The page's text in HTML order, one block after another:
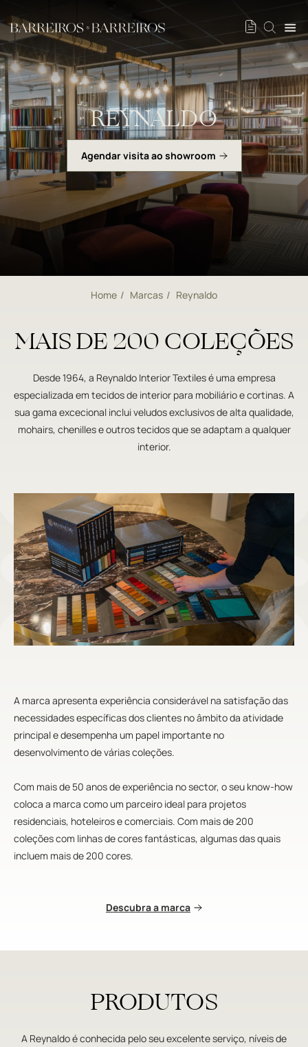
REYNALDO
Agendar visita ao showroom
Home Marcas Reynaldo
MAIS DE 200 COLEÇÕES
Desde 1964, a Reynaldo Interior Textiles é uma empresa
especializada em tecidos de interior para mobiliário e cortinas. A
sua gama excecional inclui veludos exclusivos de alta qualidade,
mohairs, chenilles e outros tecidos que se adaptam a qualquer
interior.
A marca apresenta experiência considerável na satisfação das
necessidades específicas dos clientes no âmbito da atividade
principal e desempenha um papel importante no
desenvolvimento de várias coleções.
Com mais de 50 anos de experiência no sector, o seu know-how
coloca a marca como um parceiro ideal para projetos
residenciais, hoteleiros e comerciais. Com mais de 200
coleções com linhas de cores fantásticas, algumas das quais
incluem mais de 200 cores.
Descubra a marca
PRODUTOS
A Reynaldo é conhecida pelo seu excelente serviço, níveis de